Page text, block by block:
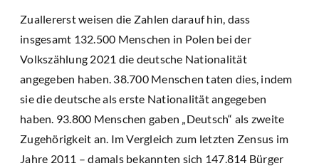
Zuallererst weisen die Zahlen darauf hin, dass
insgesamt 132.500 Menschen in Polen bei der
Volkszählung 2021 die deutsche Nationalität
angegeben haben. 38.700 Menschen taten dies, indem
sie die deutsche als erste Nationalität angegeben
haben. 93.800 Menschen gaben „Deutsch“ als zweite
Zugehörigkeit an. Im Vergleich zum letzten Zensus im
Jahre 2011 – damals bekannten sich 147.814 Bürger